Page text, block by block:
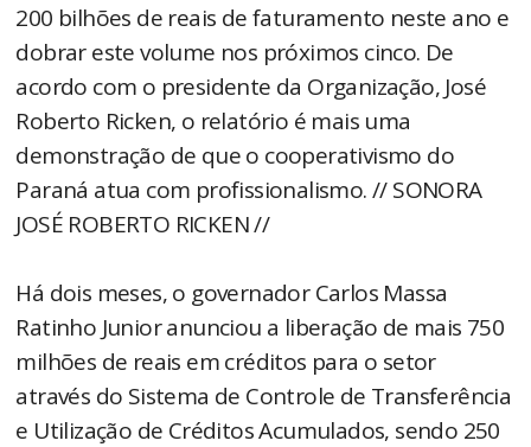
200 bilhões de reais de faturamento neste ano e
dobrar este volume nos próximos cinco. De
acordo com o presidente da Organização, José
Roberto Ricken, o relatório é mais uma
demonstração de que o cooperativismo do
Paraná atua com profissionalismo. // SONORA
JOSÉ ROBERTO RICKEN //
Há dois meses, o governador Carlos Massa
Ratinho Junior anunciou a liberação de mais 750
milhões de reais em créditos para o setor
através do Sistema de Controle de Transferência
e Utilização de Créditos Acumulados, sendo 250